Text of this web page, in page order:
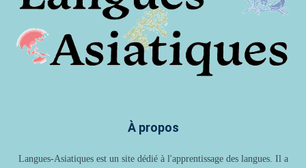
À propos
Langues-Asiatiques est un site dédié à l'apprentissage des langues. Il a